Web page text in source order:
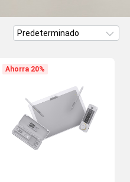
Ahorra 20%